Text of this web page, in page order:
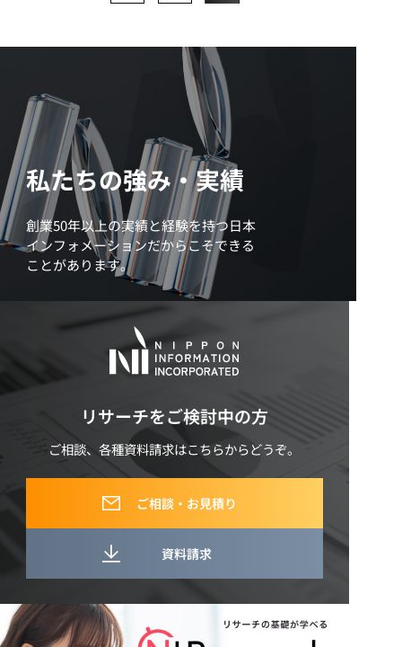
私たちの強み・実績
創業50年以上の実績と経験を持つ日本
インフォメーションだからこそできる
ことがあります。
リサーチをご検討中の方
ご相談、各種資料請求はこちらからどうぞ。
ご相談・お見積り
資料請求